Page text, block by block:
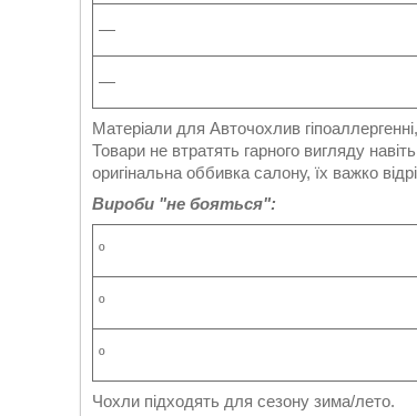
—
—
Матеріали для Авточохлив
Товари не втратять гарного вигляду
оригінальна оббивка салону, їх важко
Вироби "не бояться":
º
º
º
Чохли підходять для сезону зима/лето.